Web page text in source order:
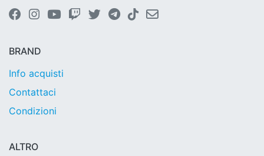
BRAND
Info acquisti
Contattaci
Condizioni
ALTRO